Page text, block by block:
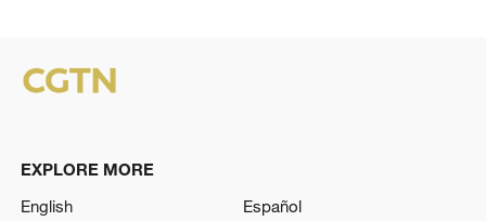
EXPLORE MORE
English
Español